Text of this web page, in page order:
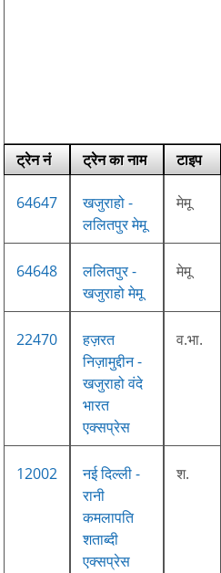
ट्रेन नं ट्रेन का नाम टाइप
64647
खजुराहो -
ललितपुर मेमू
मेमू
64648
ललितपुर -
खजुराहो मेमू
मेमू
22470
हज़रत
निज़ामुद्दीन -
खजुराहो वंदे
भारत
एक्सप्रेस
व.भा.
12002
नई दिल्ली -
रानी
कमलापति
शताब्दी
एक्सप्रेस
श.